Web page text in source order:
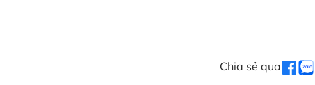
Chia sẻ qua